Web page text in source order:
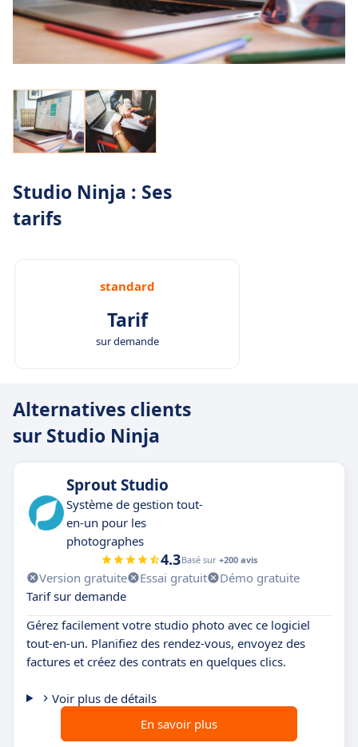
Studio Ninja : Ses
tarifs
standard
Tarif
sur demande
Alternatives clients
sur Studio Ninja
Sprout Studio
Système de gestion tout-
en-un pour les
photographes
4.3Basé sur +200 avis
Version gratuite Essai gratuit
Démo gratuite
Tarif sur demande
Gérez facilement votre studio photo avec ce logiciel
tout-en-un. Planifiez des rendez-vous, envoyez des
factures et créez des contrats en quelques clics.
Voir plus de détails
En savoir plus